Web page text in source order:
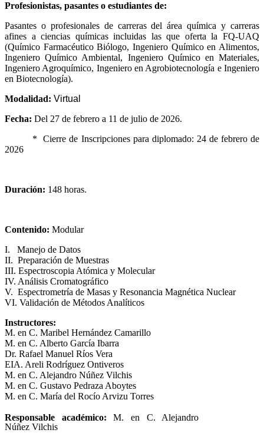
Profesionistas, pasantes o estudiantes de:
Pasantes o profesionales de carreras del área química y carreras
afines a ciencias químicas incluidas las que oferta la FQ-UAQ
(Químico Farmacéutico Biólogo, Ingeniero Químico en Alimentos,
Ingeniero Químico Ambiental, Ingeniero Químico en Materiales,
Ingeniero Agroquímico, Ingeniero en Agrobiotecnología e Ingeniero
en Biotecnología).
Modalidad: Virtual
Fecha: Del 27 de febrero a 11 de julio de 2026.
*
Cierre de Inscripciones para diplomado: 24 de febrero de
2026
Duración: 148 horas.
Contenido: Modular
I. Manejo de Datos
II. Preparación de Muestras
III. Espectroscopia Atómica y Molecular
IV. Análisis Cromatográfico
V. Espectrometría de Masas y Resonancia Magnética Nuclear
VI. Validación de Métodos Analíticos
Instructores:
M. en C. Maribel Hernández Camarillo
M. en C. Alberto García Ibarra
Dr. Rafael Manuel Ríos Vera
EIA. Areli Rodríguez Ontiveros
M. en C. Alejandro Núñez Vilchis
M. en C. Gustavo Pedraza Aboytes
M. en C. María del Rocío Arvizu Torres
Responsable académico:M. en C. Alejandro
Núñez Vilchis